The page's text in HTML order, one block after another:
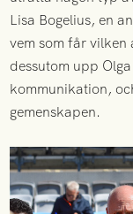
Lisa Bogelius, en
vem som får
dessutom upp
kommunikation,
gemenskapen.